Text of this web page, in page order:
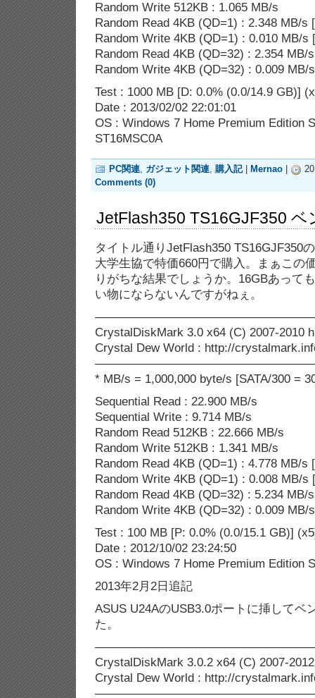
Random Write 512KB : 1.065 MB/s
Random Read 4KB (QD=1) : 2.348 MB/s
Random Write 4KB (QD=1) : 0.010 MB/s
Random Read 4KB (QD=32) : 2.354 MB/
Random Write 4KB (QD=32) : 0.009 MB/
Test : 1000 MB [D: 0.0% (0.0/14.9 GB)]
Date : 2013/02/02 22:01:01
OS : Windows 7 Home Premium Edition
ST16MSC0A
PC関連, ガジェット関連, 購入記| Mernao
Comments (0)
JetFlash350 TS16GJF350 ベ
タイトル通りJetFlash350 TS16GJF350
大学生協で特価660円で購入。まぁこの
りがちな結果でしょうか。16GBあって
い物にならないんですがねぇ。
CrystalDiskMark 3.0 x64 (C) 2007-2010
Crystal Dew World : http://
* MB/s = 1,000,000 byte/s [SATA/300 =
Sequential Read : 22.900 MB/s
Sequential Write : 9.714 MB/s
Random Read 512KB : 22.666 MB/s
Random Write 512KB : 1.341 MB/s
Random Read 4KB (QD=1) : 4.778 MB/s
Random Write 4KB (QD=1) : 0.008 MB/s
Random Read 4KB (QD=32) : 5.234 MB/
Random Write 4KB (QD=32) : 0.009 MB/
Test : 100 MB [P: 0.0% (0.0/15.1 GB)]
Date : 2012/10/02 23:24:50
OS : Windows 7 Home Premium Edition
2013年2月2日追記
ASUS U24AのUSB3.0ポートに挿してベ
た。
CrystalDiskMark 3.0.2 x64 (C) 2007-
Crystal Dew World : http://